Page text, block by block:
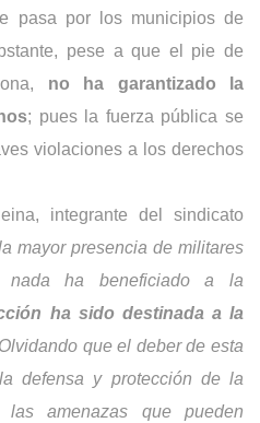
pasa por los municipios de
pese a que el pie de
no ha garantizado la
; pues la fuerza pública se
violaciones a los derechos
integrante del sindicato
mayor presencia de militares
nada ha beneficiado a la
ha sido destinada a la
que el deber de esta
defensa y protección de la
amenazas que pueden